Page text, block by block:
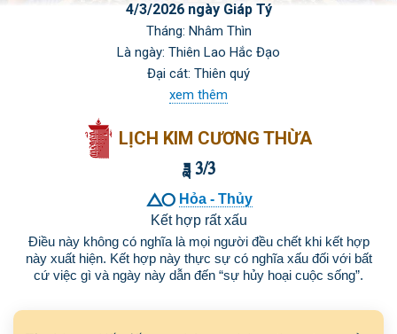
4/3/2026 ngày Giáp Tý
Tháng: Nhâm Thìn
Là ngày: Thiên Lao Hắc Đạo
Đại cát: Thiên quý
xem thêm
LỊCH KIM CƯƠNG THỪA
 3/3
 Hỏa - Thủy
Kết hợp rất xấu
Điều này không có nghĩa là mọi người đều chết khi kết hợp
này xuất hiện. Kết hợp này thực sự có nghĩa xấu đối với bất
cứ việc gì và ngày này dẫn đến “sự hủy hoại cuộc sống”.